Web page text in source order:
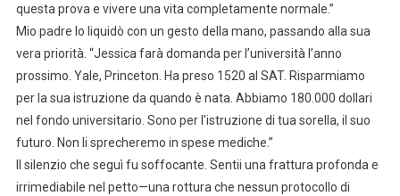
questa prova e vivere una vita completamente normale.”
Mio padre lo liquidò con un gesto della mano, passando alla sua
vera priorità. “Jessica farà domanda per l’università l’anno
prossimo. Yale, Princeton. Ha preso 1520 al SAT. Risparmiamo
per la sua istruzione da quando è nata. Abbiamo 180.000 dollari
nel fondo universitario. Sono per l’istruzione di tua sorella, il suo
futuro. Non li sprecheremo in spese mediche.”
Il silenzio che seguì fu soffocante. Sentii una frattura profonda e
irrimediabile nel petto—una rottura che nessun protocollo di